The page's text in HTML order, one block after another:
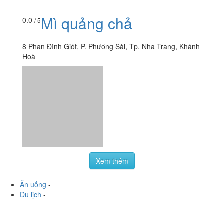
0.0 / 5Mì quảng chả
8 Phan Đình Giót, P. Phương Sài, Tp. Nha Trang, Khánh
Hoà
Xem thêm
Ăn uống -
Du lịch -